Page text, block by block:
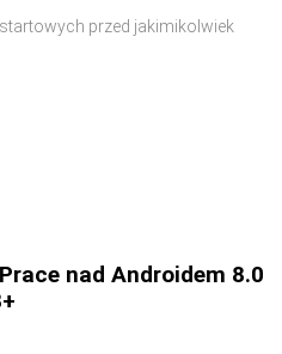
przed jakimikolwiek
nad Androidem 8.0